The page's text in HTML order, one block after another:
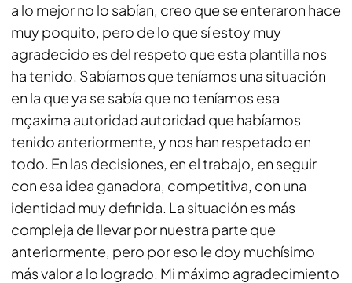
a lo mejor no lo sabían, creo que se enteraron hace
muy poquito, pero de lo que sí estoy muy
agradecido es del respeto que esta plantilla nos
ha tenido. Sabíamos que teníamos una situación
en la que ya se sabía que no teníamos esa
mçaxima autoridad autoridad que habíamos
tenido anteriormente, y nos han respetado en
todo. En las decisiones, en el trabajo, en seguir
con esa idea ganadora, competitiva, con una
identidad muy definida. La situación es más
compleja de llevar por nuestra parte que
anteriormente, pero por eso le doy muchísimo
más valor a lo logrado. Mi máximo agradecimiento